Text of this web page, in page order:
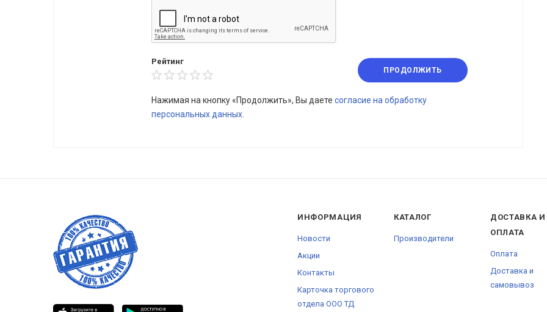
Рейтинг
ПРОДОЛЖИТЬ
Нажимая на кнопку «Продолжить», Вы даете согласие на обработку
персональных данных.
ИНФОРМАЦИЯ
Новости
Акции
Контакты
Карточка торгового
отдела ООО ТД
КАТАЛОГ
Производители
ДОСТАВКА И
ОПЛАТА
Оплата
Доставка и
самовывоз